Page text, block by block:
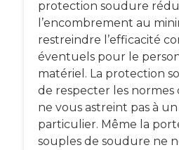
protection soudure
l’encombrement au
restreindre l’efficacité
éventuels pour le
matériel. La protection
de respecter les normes
ne vous astreint pas à
particulier. Même la
souples de soudure ne